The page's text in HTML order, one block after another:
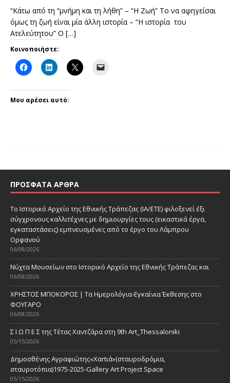
“Κάτω από τη “μνήμη και τη λήθη” – “Η Ζωή” Το να αφηγείσαι
όμως τη ζωή είναι μία άλλη ιστορία – “Η ιστορία του
Ατελεύτητου” Ο […]
Κοινοποιήστε:
Μου αρέσει αυτό:
ΠΡΌΣΦΑΤΑ ΆΡΘΡΑ
Το Ιστορικό Αρχείο της Εθνικής Τράπεζας (ΙΑ/ΕΤΕ) φιλοξενεί έξι
σύγχρονους καλλιτέχνες με δημιουργίες τους (εικαστικά έργα,
εγκαταστάσεις) εμπνευσμένες από το έργο του Λάμπρου
Ορφανού
06/08/2026
Νύχτα Μουσείων στο Ιστορικό Αρχείο της Εθνικής Τράπεζας και
06/08/2026
ΧΡΗΣΤΟΣ ΜΠΟΚΟΡΟΣ | Τα Ημερολόγια-Εγκαίνια Έκθεσης στο
ΦΟΥΓΑΡΟ
06/08/2026
Σ Ι Ω Π Ε Σ της Τέτας Χαντζάρα στη 9th Art_Thessaloniki
05/15/2026
Δημοσθένης Αγραφιώτης«Xαrtιά»(σταυροδρόμια,
σταυροτόπια)1975-2025-Gallery Art Project Space
05/15/2026